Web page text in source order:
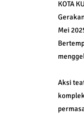
KOTA
Mei
Aksi